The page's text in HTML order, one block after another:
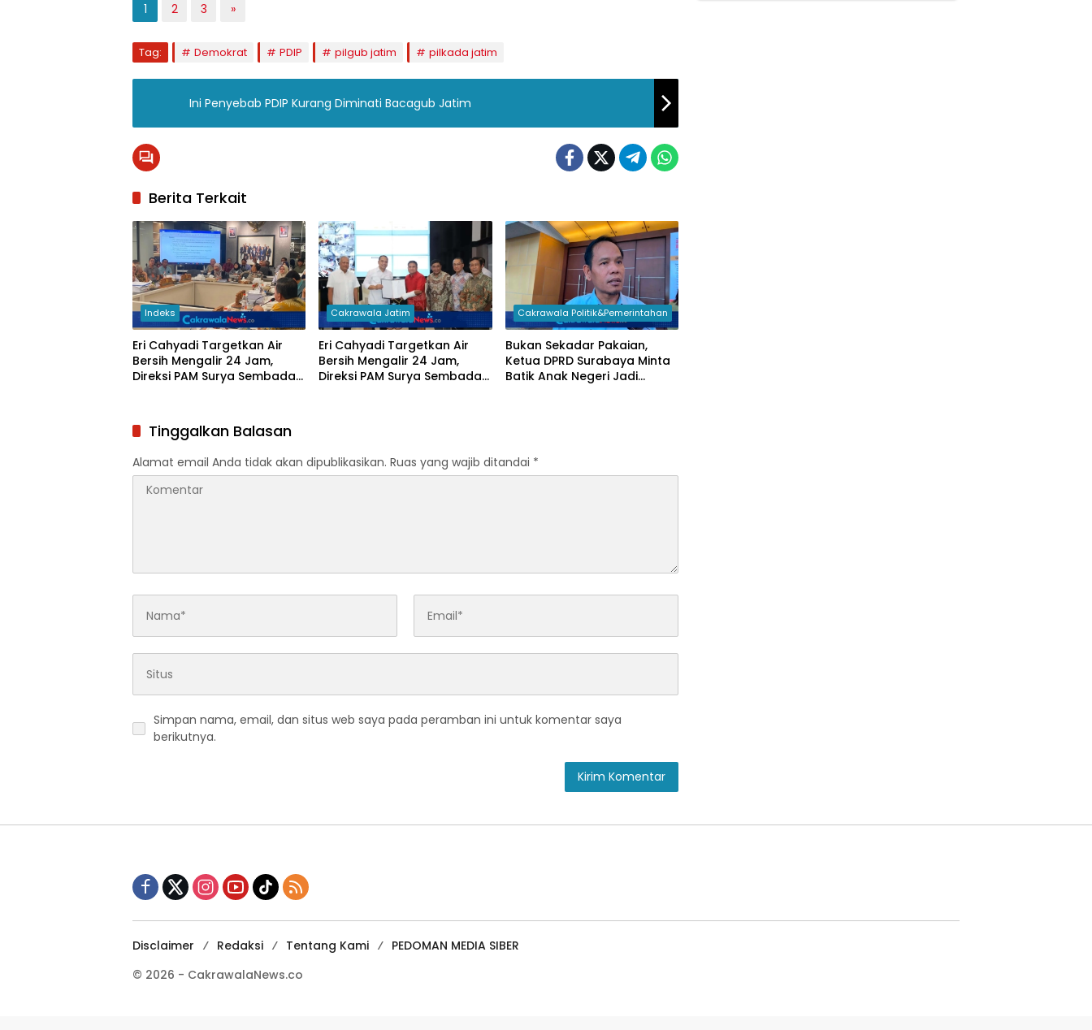
1 2 3 »
Tag: Demokrat PDIP pilgub jatim pilkada jatim
Ini Penyebab PDIP Kurang Diminati Bacagub Jatim
Berita Terkait
Indeks
Eri Cahyadi Targetkan Air
Bersih Mengalir 24 Jam,
Direksi PAM Surya Sembada
Cakrawala Jatim
Eri Cahyadi Targetkan Air
Bersih Mengalir 24 Jam,
Direksi PAM Surya Sembada
Cakrawala Politik&Pemerintahan
Bukan Sekadar Pakaian,
Ketua DPRD Surabaya Minta
Batik Anak Negeri Jadi
Tinggalkan Balasan
Alamat email Anda tidak akan dipublikasikan. Ruas yang wajib ditandai *
Simpan nama, email, dan situs web saya pada peramban ini untuk komentar saya
berikutnya.
Disclaimer Redaksi Tentang Kami
PEDOMAN MEDIA SIBER
© 2026 - CakrawalaNews.co